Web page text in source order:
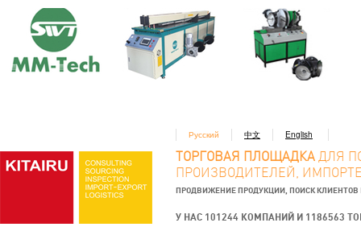
Русский 中文 English
ТОРГОВАЯ ПЛОЩАДКА ДЛЯ
ПРОИЗВОДИТЕЛЕЙ,
ПРОДВИЖЕНИЕ ПРОДУКЦИИ, ПОИСК КЛИЕНТОВ
У НАС 101244 КОМПАНИЙ И 1186563